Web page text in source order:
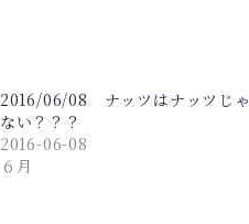
2016/06/08 ナッツはナッツじゃ
ない？？？
2016-06-08
６月